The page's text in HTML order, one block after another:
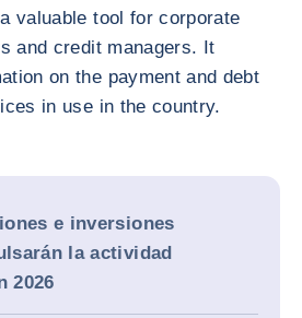
valuable tool for corporate
and credit managers. It
on the payment and debt
in use in the country.
e inversiones
la actividad
2026